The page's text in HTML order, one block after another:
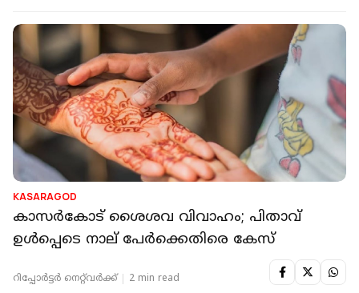
KASARAGOD
കാസര്‍കോട് ശൈശവ വിവാഹം; പിതാവ്
ഉള്‍പ്പെടെ നാല് പേര്‍ക്കെതിരെ കേസ്
റിപ്പോർട്ടർ നെറ്റ്‌വര്‍ക്ക്‌ 2 min read